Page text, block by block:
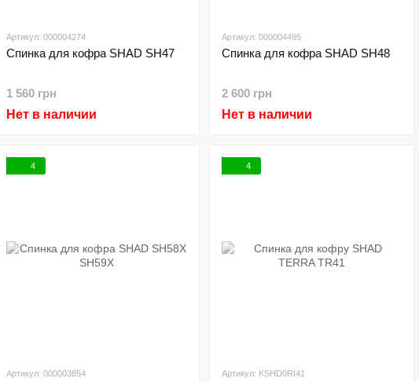
Артикул: 000004274
Спинка для кофра SHAD SH47
1 560 грн
Нет в наличии
Артикул: 000004495
Спинка для кофра SHAD SH48
2 600 грн
Нет в наличии
4
Артикул: 000003854
4
Артикул: KSHD0RI41